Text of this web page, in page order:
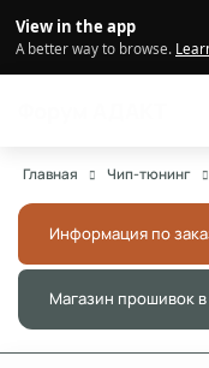
View in the app
A better way to browse.
Главная Чип-тюнинг
Информация по
Магазин прошивок